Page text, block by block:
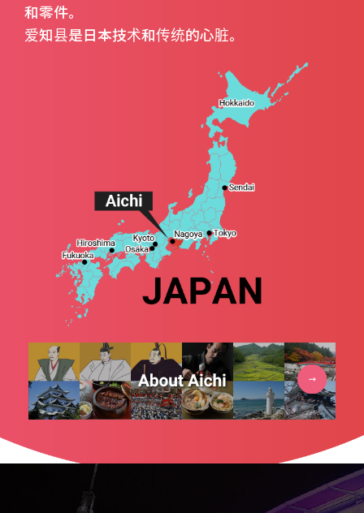
和零件。
爱知县是日本技术和传统的心脏。